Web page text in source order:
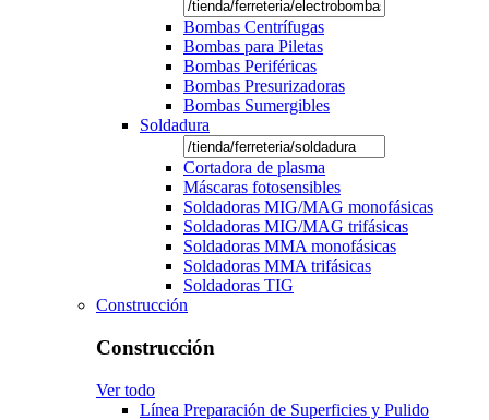
Bombas Centrífugas
Bombas para Piletas
Bombas Periféricas
Bombas Presurizadoras
Bombas Sumergibles
Soldadura
Cortadora de plasma
Máscaras fotosensibles
Soldadoras MIG/MAG monofásicas
Soldadoras MIG/MAG trifásicas
Soldadoras MMA monofásicas
Soldadoras MMA trifásicas
Soldadoras TIG
Construcción
Construcción
Ver todo
Línea Preparación de Superficies y Pulido